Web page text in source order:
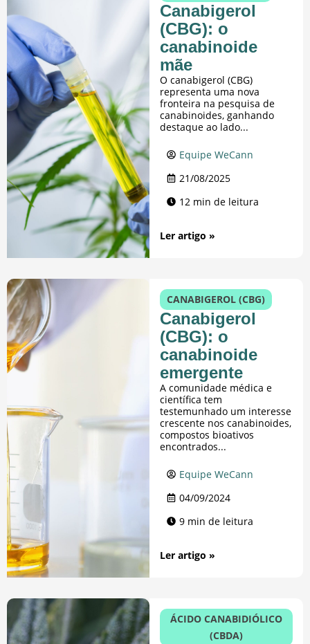
Canabigerol
(CBG): o
canabinoide
mãe
O canabigerol (CBG)
representa uma nova
fronteira na pesquisa de
canabinoides, ganhando
destaque ao lado...
Equipe WeCann
21/08/2025
12 min de leitura
Ler artigo »
CANABIGEROL (CBG)
Canabigerol
(CBG): o
canabinoide
emergente
A comunidade médica e
científica tem
testemunhado um interesse
crescente nos canabinoides,
compostos bioativos
encontrados...
Equipe WeCann
04/09/2024
9 min de leitura
Ler artigo »
ÁCIDO CANABIDIÓLICO
(CBDA)